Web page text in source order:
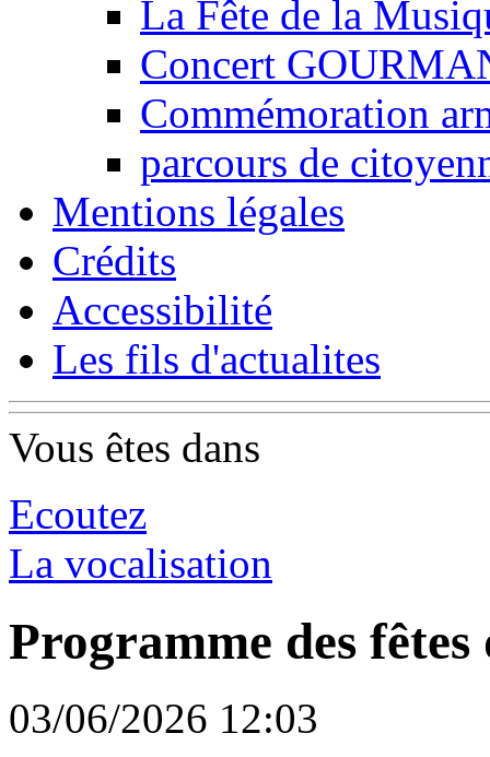
La Fête de la
Concert
Commémoration
parcours de
Mentions légales
Crédits
Accessibilité
Les fils d'actualites
Vous êtes dans
Ecoutez
La vocalisation
Programme des fêtes
03/06/2026 12:03